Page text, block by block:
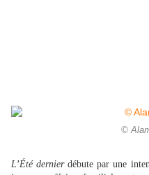
©
L’Été dernierdébute par une